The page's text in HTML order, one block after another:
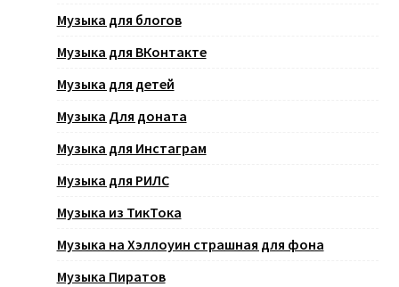
Музыка для блогов
Музыка для ВКонтакте
Музыка для детей
Музыка Для доната
Музыка для Инстаграм
Музыка для РИЛС
Музыка из ТикТока
Музыка на Хэллоуин страшная для фона
Музыка Пиратов